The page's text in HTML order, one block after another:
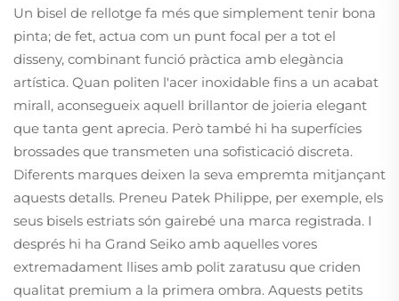
Un bisel de rellotge fa més que simplement tenir bona
pinta; de fet, actua com un punt focal per a tot el
disseny, combinant funció pràctica amb elegància
artística. Quan politen l'acer inoxidable fins a un acabat
mirall, aconsegueix aquell brillantor de joieria elegant
que tanta gent aprecia. Però també hi ha superfícies
brossades que transmeten una sofisticació discreta.
Diferents marques deixen la seva empremta mitjançant
aquests detalls. Preneu Patek Philippe, per exemple, els
seus bisels estriats són gairebé una marca registrada. I
després hi ha Grand Seiko amb aquelles vores
extremadament llises amb polit zaratusu que criden
qualitat premium a la primera ombra. Aquests petits